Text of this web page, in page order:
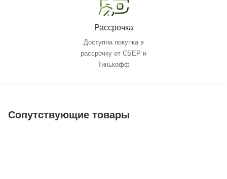
Рассрочка
Доступна покупка в
рассрочку от СБЕР и
Тинькофф
Сопутствующие товары